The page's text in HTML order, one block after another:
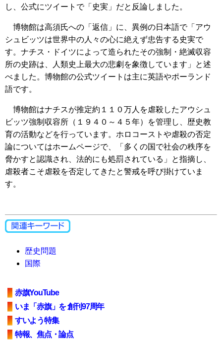
し、公式にツイートで「史実」だと反論しました。
博物館は高須氏への「返信」に、異例の日本語で「アウ
シュビッツは世界中の人々の心に絶えず忠告する史実で
す。ナチス・ドイツによって造られたその強制・絶滅収容
所の史跡は、人類史上最大の悲劇を象徴しています」と述
べました。博物館の公式ツイートは主に英語やポーランド
語です。
博物館はナチスが推定約１１０万人を虐殺したアウシュ
ビッツ強制収容所（１９４０～４５年）を管理し、歴史教
育の活動などを行っています。ホロコーストや虐殺の否定
論についてはホームページで、「多くの国で社会の秩序を
脅かすと認識され、法的にも処罰されている」と指摘し、
虐殺者こそ虐殺を否定してきたと警戒を呼び掛けていま
す。
歴史問題
国際
赤旗YouTube
いま「赤旗」を 創刊97周年
すいよう特集
特報、焦点・論点